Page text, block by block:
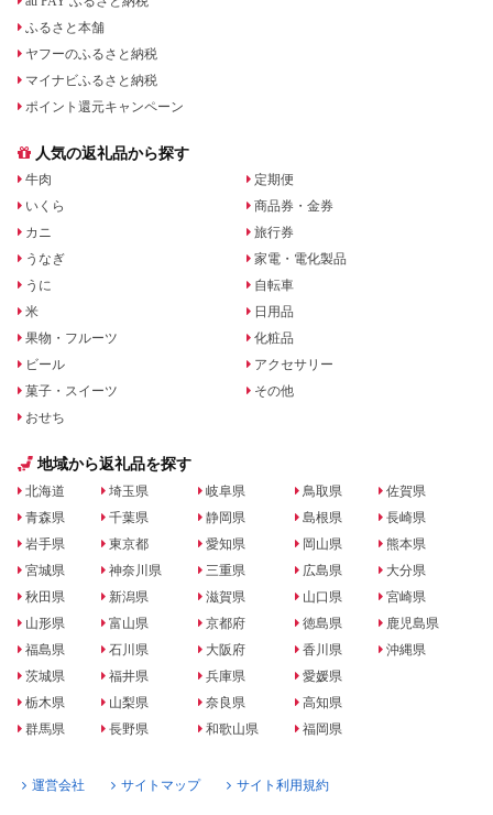
ふるさと本舗
ヤフーのふるさと納税
マイナビふるさと納税
ポイント還元キャンペーン
人気の返礼品から探す
牛肉
いくら
カニ
うなぎ
うに
米
果物・フルーツ
ビール
菓子・スイーツ
おせち
定期便
商品券・金券
旅行券
家電・電化製品
自転車
日用品
化粧品
アクセサリー
その他
地域から返礼品を探す
北海道
青森県
岩手県
宮城県
秋田県
山形県
福島県
茨城県
栃木県
群馬県
埼玉県
千葉県
東京都
神奈川県
新潟県
富山県
石川県
福井県
山梨県
長野県
岐阜県
静岡県
愛知県
三重県
滋賀県
京都府
大阪府
兵庫県
奈良県
和歌山県
鳥取県
島根県
岡山県
広島県
山口県
徳島県
香川県
愛媛県
高知県
福岡県
佐賀県
長崎県
熊本県
大分県
宮崎県
鹿児島県
沖縄県
運営会社 サイトマップ サイト利用規約